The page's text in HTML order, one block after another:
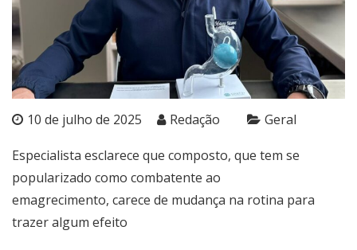
10 de julho de 2025 Redação Geral
Especialista esclarece que composto, que tem se
popularizado como combatente ao
emagrecimento, carece de mudança na rotina para
trazer algum efeito